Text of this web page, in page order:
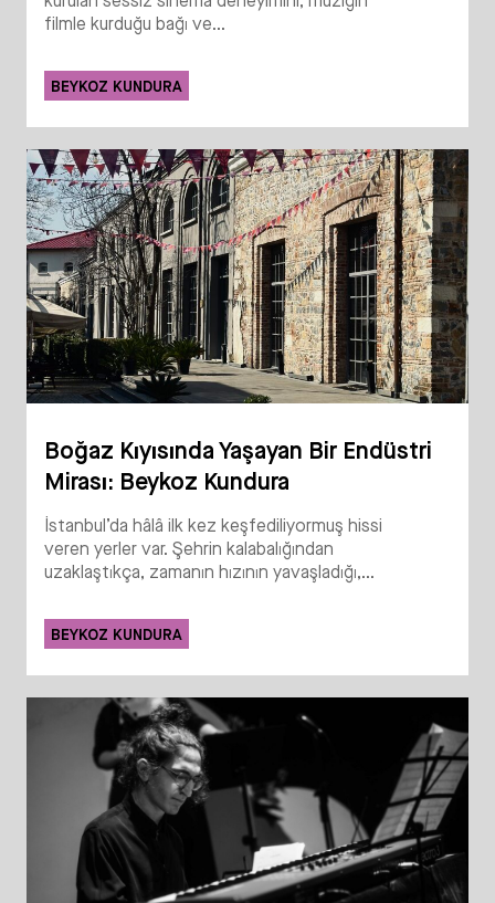
filmle kurduğu bağı ve...
BEYKOZ KUNDURA
Boğaz Kıyısında Yaşayan Bir Endüstri
Mirası: Beykoz Kundura
İstanbul’da hâlâ ilk kez keşfediliyormuş hissi
veren yerler var. Şehrin kalabalığından
uzaklaştıkça, zamanın hızının yavaşladığı,...
BEYKOZ KUNDURA